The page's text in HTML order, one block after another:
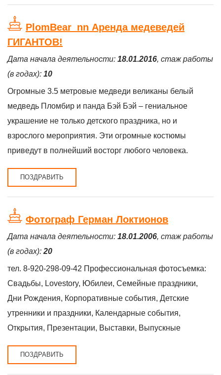
PlomBear_nn Аренда медеведей
ГИГАНТОВ!
Дата начала деятельности: 18.01.2016, стаж работы
(в годах): 10
Огромные 3.5 метровые медведи великаны белый
медведь Пломбир и панда Бэй Бэй – гениальное
украшение не только детского праздника, но и
взрослого мероприятия. Эти огромные костюмы
приведут в полнейший восторг любого человека.
ПОЗДРАВИТЬ
Фотограф Герман Локтионов
Дата начала деятельности: 18.01.2006, стаж работы
(в годах): 20
тел. 8-920-298-09-42 Профессиональная фотосъемка:
Свадьбы, Lovestory, Юбилеи, Семейные праздники,
Дни Рождения, Корпоративные события, Детские
утренники и праздники, Календарные события,
Открытия, Презентации, Выставки, Выпускные
ПОЗДРАВИТЬ